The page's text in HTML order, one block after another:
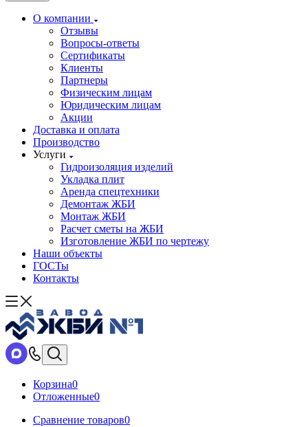
О компании
Отзывы
Вопросы-ответы
Сертификаты
Клиенты
Партнеры
Физическим лицам
Юридическим лицам
Акции
Доставка и оплата
Производство
Услуги
Гидроизоляция изделий
Укладка плит
Аренда спецтехники
Демонтаж ЖБИ
Монтаж ЖБИ
Расчет сметы на ЖБИ
Изготовление ЖБИ по чертежу
Наши объекты
ГОСТы
Контакты
Корзина0
Отложенные0
Сравнение товаров0